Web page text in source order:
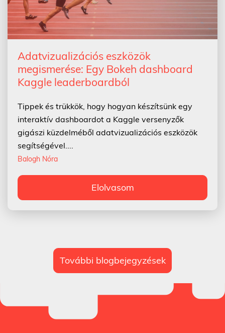
Adatvizualizációs eszközök
megismerése: Egy Bokeh dashboard
Kaggle leaderboardból
Tippek és trükkök, hogy hogyan készítsünk egy
interaktív dashboardot a Kaggle versenyzők
gigászi küzdelméből adatvizualizációs eszközök
segítségével....
Balogh Nóra
Elolvasom
További blogbejegyzések